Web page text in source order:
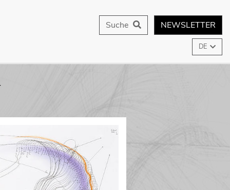
NEWSLETTER
Suche
DE